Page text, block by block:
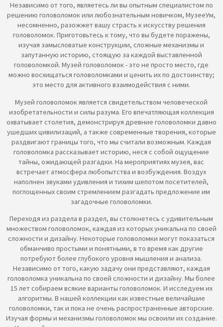
Независимо от того, являетесь ли вы опытным специалистом по
решению головоломок или любознательным новичком, МузееУм,
несомненно, разожжет вашу страсть к искусству решения
головоломок. Приготовьтесь к тому, что вы будете поражены,
изучая замысловатые конструкции, сложные механизмы и
запутанную историю, стоящую за каждой выставленной
головоломкой. Музей головоломок - это не просто место, где
можно восхищаться головоломками и ценить их по достоинству;
это место для активного взаимодействия с ними.
Музей головоломок является свидетельством человеческой
изобретательности и силы разума. Его впечатляющая коллекция
охватывает столетия, демонстрируя древние головоломки давно
ушедших цивилизаций, а также современные творения, которые
раздвигают границы того, что мы считали возможным. Каждая
головоломка рассказывает историю, неся с собой ощущение
тайны, ожидающей разгадки. На мероприятиях музея, вас
встречает атмосфера любопытства и возбуждения. Воздух
наполнен звуками удивления и тихим шепотом посетителей,
поглощенных своим стремлением разгадать предложение им
загадочные головоломки.
Переходя из раздела в раздел, вы столкнетесь с удивительным
множеством головоломок, каждая из которых уникальна по своей
сложности и дизайну. Некоторые головоломки могут показаться
обманчиво простыми и понятными, в то время как другие
потребуют более глубокого уровня мышления и анализа.
Независимо от того, какую задачу они представляют, каждая
головоломка уникальна по своей сложности и дизайну. Мы более
15 лет собираем всякие варианты головоломок. И исследуем их
алгоритмы. В нашей коллекции как известные величайшие
головоломки, так и пока не очень распространенные авторские.
Изучая формы и механизмы головоломок мы освоили их создание.